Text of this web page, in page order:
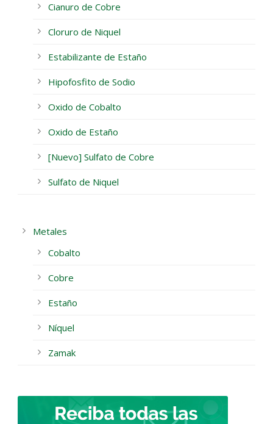
Cianuro de Cobre
Cloruro de Niquel
Estabilizante de Estaño
Hipofosfito de Sodio
Oxido de Cobalto
Oxido de Estaño
[Nuevo] Sulfato de Cobre
Sulfato de Niquel
Metales
Cobalto
Cobre
Estaño
Níquel
Zamak